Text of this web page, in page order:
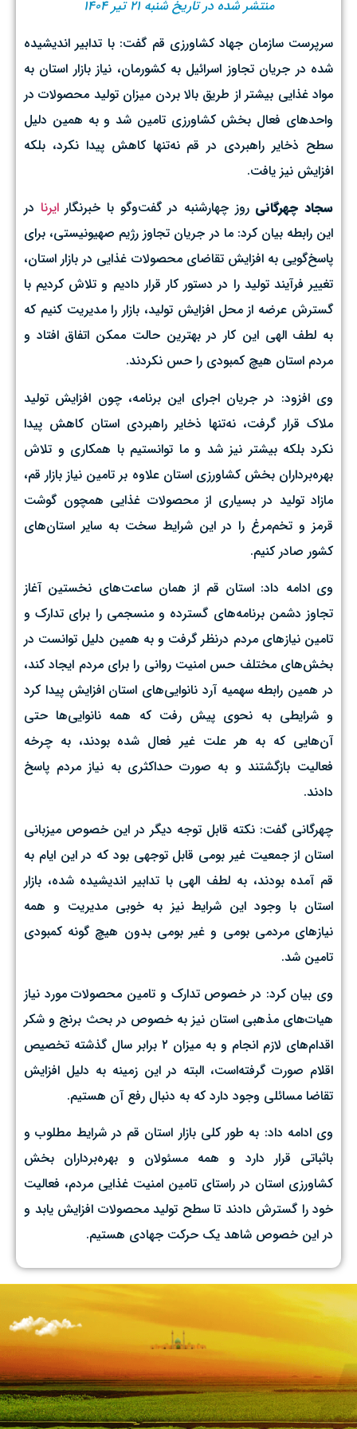
منتشر شده در تاریخ شنبه ۲۱ تیر ۱۴۰۴
سرپرست سازمان جهاد کشاورزی قم گفت: با تدابیر اندیشیده
شده در جریان تجاوز اسرائیل به کشورمان، نیاز بازار استان به
مواد غذایی بیشتر از طریق بالا بردن میزان تولید محصولات در
واحدهای فعال بخش کشاورزی تامین شد و به همین دلیل
سطح ذخایر راهبردی در قم نه‌تنها کاهش پیدا نکرد، بلکه
افزایش نیز یافت.
سجاد چهرگانی روز چهارشنبه در گفت‌وگو با خبرنگارایرنا در
این رابطه بیان کرد: ما در جریان تجاوز رژیم صهیونیستی، برای
پاسخ‌گویی به افزایش تقاضای محصولات غذایی در بازار استان،
تغییر فرآیند تولید را در دستور کار قرار دادیم و تلاش کردیم با
گسترش عرضه از محل افزایش تولید، بازار را مدیریت کنیم که
به لطف الهی این کار در بهترین حالت ممکن اتفاق افتاد و
مردم استان هیچ کمبودی را حس نکردند.
وی افزود: در جریان اجرای این برنامه، چون افزایش تولید
ملاک قرار گرفت، نه‌تنها ذخایر راهبردی استان کاهش پیدا
نکرد بلکه بیشتر نیز شد و ما توانستیم با همکاری و تلاش
بهره‌برداران بخش کشاورزی استان علاوه بر تامین نیاز بازار قم،
مازاد تولید در بسیاری از محصولات غذایی همچون گوشت
قرمز و تخم‌مرغ را در این شرایط سخت به سایر استان‌های
کشور صادر کنیم.
وی ادامه داد: استان‌ قم از همان ساعت‌های نخستین آغاز
تجاوز دشمن برنامه‌های گسترده و منسجمی را برای تدارک و
تامین نیازهای مردم درنظر گرفت و به همین دلیل توانست در
بخش‌های مختلف حس امنیت روانی را برای مردم ایجاد کند،
در همین رابطه سهمیه آرد نانوایی‌های استان افزایش پیدا کرد
و شرایطی به نحوی پیش رفت که همه نانوایی‌ها حتی
آن‌هایی که به هر علت غیر فعال شده‌ بودند،‌ به چرخه
فعالیت بازگشتند و به صورت حداکثری به نیاز مردم پاسخ
دادند.
چهرگانی گفت: نکته قابل توجه دیگر در این خصوص میزبانی
استان از جمعیت غیر بومی قابل توجهی بود که در این ایام به
قم آمده بودند، به لطف الهی با تدابیر اندیشیده شده، بازار
استان با وجود این شرایط نیز به خوبی مدیریت و همه
نیازهای مردمی بومی و غیر بومی بدون هیچ گونه کمبودی
تامین شد.
وی بیان کرد: در خصوص تدارک و تامین محصولات مورد نیاز
هیات‌های مذهبی استان نیز به خصوص در بحث برنج و شکر
اقدام‌های لازم انجام و به میزان ۲ برابر سال گذشته تخصیص
اقلام صورت گرفته‌است، البته در این زمینه به دلیل افزایش
تقاضا مسائلی وجود دارد که به دنبال رفع آن هستیم.
وی ادامه داد: به طور کلی بازار استان قم در شرایط مطلوب و
باثباتی قرار دارد و همه مسئولان و بهره‌برداران بخش
کشاورزی استان در راستای تامین امنیت غذایی مردم، فعالیت
خود را گسترش دادند تا سطح تولید محصولات افزایش یابد و
در این خصوص شاهد یک حرکت جهادی هستیم.